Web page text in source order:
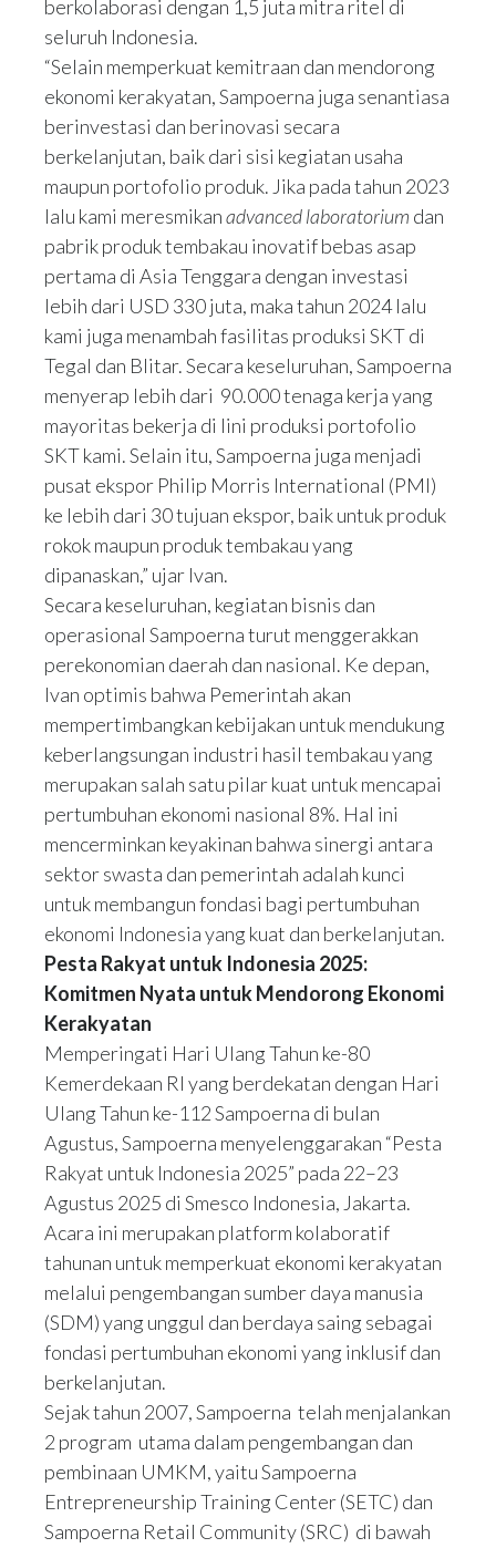
berkolaborasi dengan 1,5 juta mitra ritel di
seluruh Indonesia.
“Selain memperkuat kemitraan dan mendorong
ekonomi kerakyatan, Sampoerna juga senantiasa
berinvestasi dan berinovasi secara
berkelanjutan, baik dari sisi kegiatan usaha
maupun portofolio produk. Jika pada tahun 2023
lalu kami meresmikanadvanced laboratorium dan
pabrik produk tembakau inovatif bebas asap
pertama di Asia Tenggara dengan investasi
lebih dari USD 330 juta, maka tahun 2024 lalu
kami juga menambah fasilitas produksi SKT di
Tegal dan Blitar. Secara keseluruhan, Sampoerna
menyerap lebih dari 90.000 tenaga kerja yang
mayoritas bekerja di lini produksi portofolio
SKT kami. Selain itu, Sampoerna juga menjadi
pusat ekspor Philip Morris International (PMI)
ke lebih dari 30 tujuan ekspor, baik untuk produk
rokok maupun produk tembakau yang
dipanaskan,” ujar Ivan.
Secara keseluruhan, kegiatan bisnis dan
operasional Sampoerna turut menggerakkan
perekonomian daerah dan nasional. Ke depan,
Ivan optimis bahwa Pemerintah akan
mempertimbangkan kebijakan untuk mendukung
keberlangsungan industri hasil tembakau yang
merupakan salah satu pilar kuat untuk mencapai
pertumbuhan ekonomi nasional 8%. Hal ini
mencerminkan keyakinan bahwa sinergi antara
sektor swasta dan pemerintah adalah kunci
untuk membangun fondasi bagi pertumbuhan
ekonomi Indonesia yang kuat dan berkelanjutan.
Pesta Rakyat untuk Indonesia 2025:
Komitmen Nyata untuk Mendorong Ekonomi
Kerakyatan
Memperingati Hari Ulang Tahun ke-80
Kemerdekaan RI yang berdekatan dengan Hari
Ulang Tahun ke-112 Sampoerna di bulan
Agustus, Sampoerna menyelenggarakan “Pesta
Rakyat untuk Indonesia 2025” pada 22–23
Agustus 2025 di Smesco Indonesia, Jakarta.
Acara ini merupakan platform kolaboratif
tahunan untuk memperkuat ekonomi kerakyatan
melalui pengembangan sumber daya manusia
(SDM) yang unggul dan berdaya saing sebagai
fondasi pertumbuhan ekonomi yang inklusif dan
berkelanjutan.
Sejak tahun 2007, Sampoerna telah menjalankan
2 program utama dalam pengembangan dan
pembinaan UMKM, yaitu Sampoerna
Entrepreneurship Training Center (SETC) dan
Sampoerna Retail Community (SRC) di bawah